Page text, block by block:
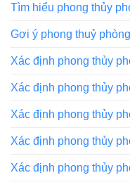
Tìm hiểu phong thủy
Gợi ý phong thuỷ
Xác định phong thủy
Xác định phong thủy
Xác định phong thủy
Xác định phong thủy
Xác định phong thủy